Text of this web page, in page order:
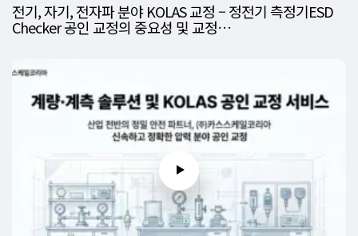
전기, 자기, 전자파 분야 KOLAS 교정 – 정전기 측정기ESD
Checker 공인 교정의 중요성 및 교정…